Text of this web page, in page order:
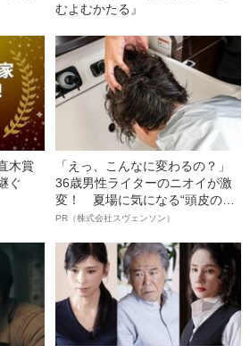
むよむかたる』
木賞
ぐ
「えっ、こんなに変わるの？」
36歳男性ライターのニオイが激
変！ 夏場に気になる“頭皮のニ
オイ”や“ベタつき”を解消す
ト”が生み出した徹底ケアとは
PR（株式会社スヴェンソン）